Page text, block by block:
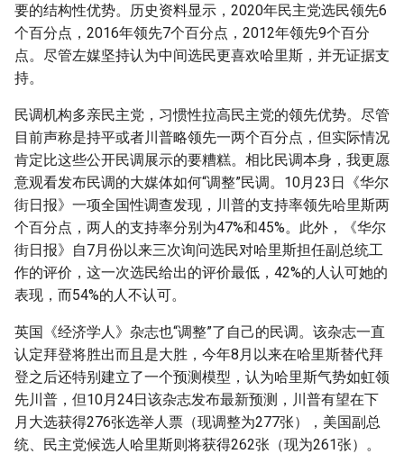
要的结构性优势。历史资料显示，2020年民主党选民领先6
个百分点，2016年领先7个百分点，2012年领先9个百分
点。尽管左媒坚持认为中间选民更喜欢哈里斯，并无证据支
持。
民调机构多亲民主党，习惯性拉高民主党的领先优势。尽管
目前声称是持平或者川普略领先一两个百分点，但实际情况
肯定比这些公开民调展示的要糟糕。相比民调本身，我更愿
意观看发布民调的大媒体如何“调整”民调。10月23日《华尔
街日报》一项全国性调查发现，川普的支持率领先哈里斯两
个百分点，两人的支持率分别为47%和45%。此外，《华尔
街日报》自7月份以来三次询问选民对哈里斯担任副总统工
作的评价，这一次选民给出的评价最低，42%的人认可她的
表现，而54%的人不认可。
英国《经济学人》杂志也“调整”了自己的民调。该杂志一直
认定拜登将胜出而且是大胜，今年8月以来在哈里斯替代拜
登之后还特别建立了一个预测模型，认为哈里斯气势如虹领
先川普，但10月24日该杂志发布最新预测，川普有望在下
月大选获得276张选举人票（现调整为277张），美国副总
统、民主党候选人哈里斯则将获得262张（现为261张）。